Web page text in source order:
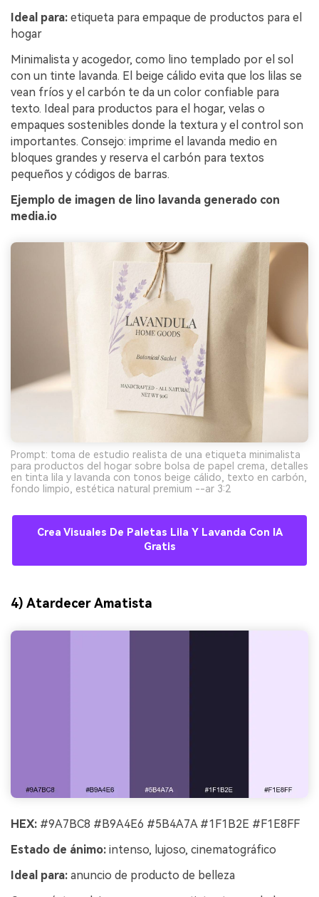
Ideal para: etiqueta para empaque de productos para el
hogar
Minimalista y acogedor, como lino templado por el sol
con un tinte lavanda. El beige cálido evita que los lilas se
vean fríos y el carbón te da un color confiable para
texto. Ideal para productos para el hogar, velas o
empaques sostenibles donde la textura y el control son
importantes. Consejo: imprime el lavanda medio en
bloques grandes y reserva el carbón para textos
pequeños y códigos de barras.
Ejemplo de imagen de lino lavanda generado con
media.io
Prompt: toma de estudio realista de una etiqueta minimalista
para productos del hogar sobre bolsa de papel crema, detalles
en tinta lila y lavanda con tonos beige cálido, texto en carbón,
fondo limpio, estética natural premium --ar 3:2
Crea Visuales De Paletas Lila Y Lavanda Con IA
Gratis
4) Atardecer Amatista
HEX: #9A7BC8 #B9A4E6 #5B4A7A #1F1B2E #F1E8FF
Estado de ánimo: intenso, lujoso, cinematográfico
Ideal para: anuncio de producto de belleza